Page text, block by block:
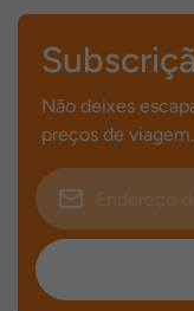
Não deixes
preços de